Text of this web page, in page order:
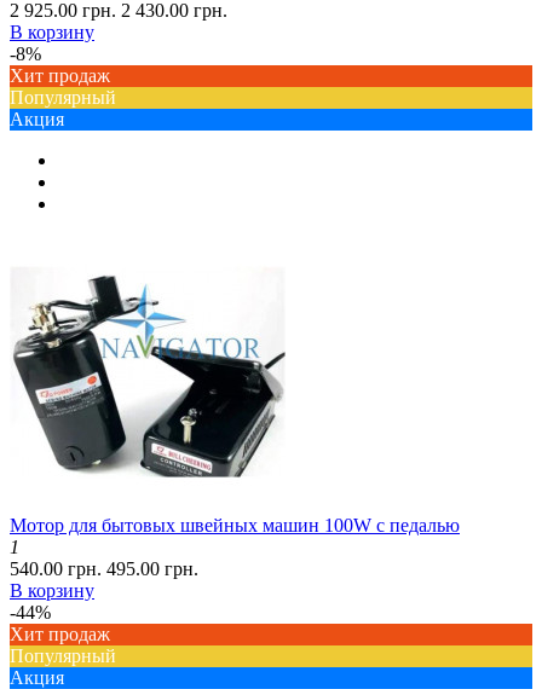
2 925.00 грн. 2 430.00 грн.
В корзину
-8%
Хит продаж
Популярный
Акция
Мотор для бытовых швейных машин 100W с педалью
1
540.00 грн. 495.00 грн.
В корзину
-44%
Хит продаж
Популярный
Акция